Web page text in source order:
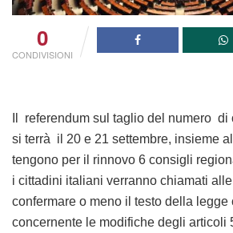
0
CONDIVISIONI
Il referendum sul taglio del numero di
si terrà il 20 e 21 settembre, insieme
tengono per il rinnovo 6 consigli
i cittadini italiani verranno chiamati
confermare o meno il testo della legge
concernente le modifiche degli articoli